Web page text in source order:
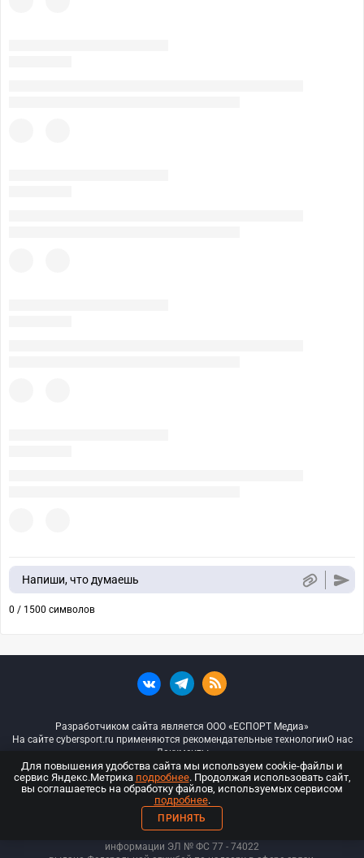
Напиши, что думаешь
0 / 1500 символов
Разработчиком сайта является ООО «ЕСПОРТ Медиа»
На сайте cybersport.ru применяются рекомендательные технологииО нас
Документы
© ООО «Киберспорт.ру» — Все права защищены
18+
ООО «Киберспорт.ру». Свидетельство о регистрации средств массовой
информации ЭЛ № ФС 77 - 74022
Для повышения удобства сайта мы используем cookie-файлы и
сервис Яндекс.Метрика подробнее. Продолжая использовать сайт,
вы соглашаетесь на обработку файлов, используемых сервисом
подробнее.
ПРИНЯТЬ